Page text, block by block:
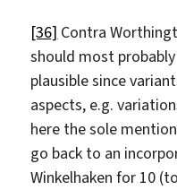
[36] Contra
should most
plausible since
aspects, e.g.
here the sole
go back to an
Winkelhaken for 10